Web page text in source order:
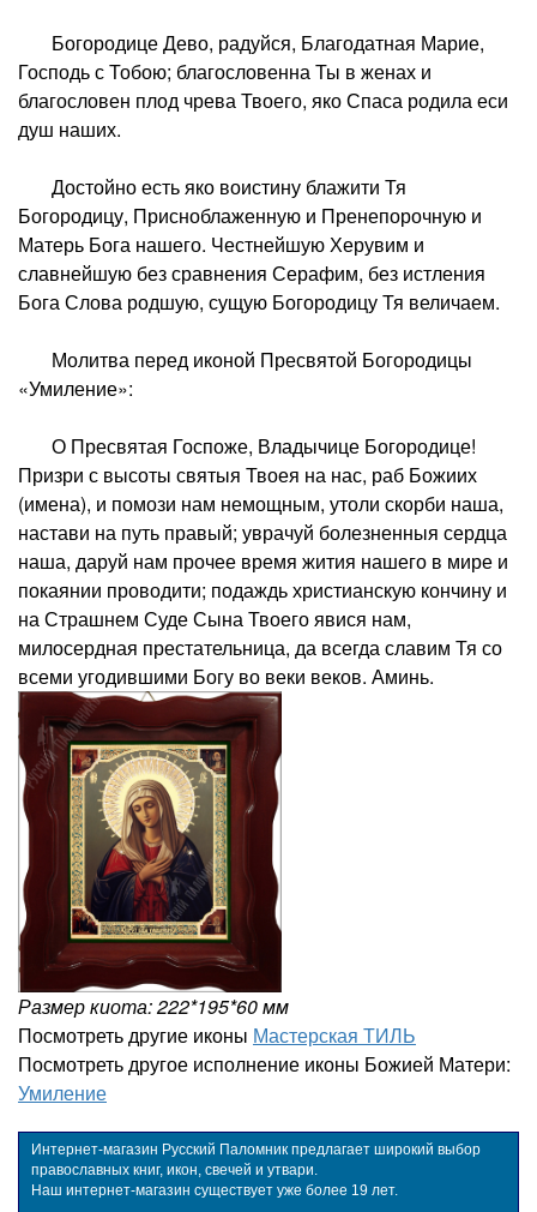
Богородице Дево, радуйся, Благодатная Марие,
Господь с Тобою; благословенна Ты в женах и
благословен плод чрева Твоего, яко Спаса родила еси
душ наших.
Достойно есть яко воистину блажити Тя
Богородицу, Присноблаженную и Пренепорочную и
Матерь Бога нашего. Честнейшую Херувим и
славнейшую без сравнения Серафим, без истления
Бога Слова родшую, сущую Богородицу Тя величаем.
Молитва перед иконой Пресвятой Богородицы
«Умиление»:
О Пресвятая Госпоже, Владычице Богородице!
Призри с высоты святыя Твоея на нас, раб Божиих
(имена), и помози нам немощным, утоли скорби наша,
настави на путь правый; уврачуй болезненныя сердца
наша, даруй нам прочее время жития нашего в мире и
покаянии проводити; подаждь христианскую кончину и
на Страшнем Суде Сына Твоего явися нам,
милосердная престательница, да всегда славим Тя со
всеми угодившими Богу во веки веков. Аминь.
Размер киота: 222*195*60 мм
Посмотреть другие иконы Мастерская ТИЛЬ
Посмотреть другое исполнение иконы Божией Матери:
Умиление
Интернет-магазин Русский Паломник предлагает широкий выбор
православных книг, икон, свечей и утвари.
Наш интернет-магазин существует уже более 19 лет.